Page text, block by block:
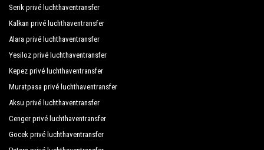
bestaat uit de beste auto's, zowel qua ontwerp als
qua mechanica. Sedans, minivans en minibussen
voldoen aan de eisen van 1 tot 54 personen. De
voertuigen worden regelmatig gecontroleerd en
geïnspecteerd en worden onderworpen aan onze
eigen periodieke evaluaties waarbij prioriteit wordt
gegeven aan controle en sanitaire voorzieningen.
Blue Heaven Hotel
Big Blue Sky Hotel Suites
Blue Star Hotel
Blue Wave Suite Hotel
Bora Bora Hotel
Boulevard Hotel
Campus Hill Hotel
Serik privé luchthaventransfer
Kalkan privé luchthaventransfer
Alara privé luchthaventransfer
Yesiloz privé luchthaventransfer
Kepez privé luchthaventransfer
Muratpasa privé luchthaventransfer
Aksu privé luchthaventransfer
Cenger privé luchthaventransfer
Gocek privé luchthaventransfer